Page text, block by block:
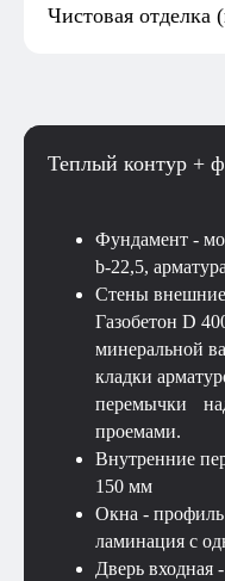
Чистовая отделка
Теплый контур +
Фундамент -
b-22,5,
Стены
Газобетон D
минеральной
кладки
перемычки
проемами.
Внутренние
150 мм
Окна -
ламинация с
Дверь входная